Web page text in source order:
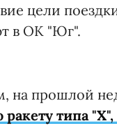
цели
в ОК "Юг".
на прошлой
типа